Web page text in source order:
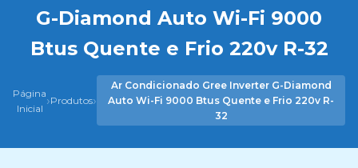
G-Diamond Auto Wi-Fi 9000
Btus Quente e Frio 220v R-32
Página
Inicial ›Produtos›
Ar Condicionado Gree Inverter G-Diamond
Auto Wi-Fi 9000 Btus Quente e Frio 220v R-
32